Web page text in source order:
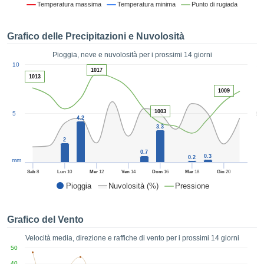
o
per
senza
clic sul
ACCETTA
Temperatura massima Temperatura minima Punto di rugiada
Grafico delle Precipitazioni e Nuvolosità
Pioggia, neve e nuvolosità per i prossimi 14 giorni
Pioggia Nuvolosità (%) Pressione
50
Sab8 Lun 10 Mer12 Ven14 Dom16 Mar18 Gio 20
5
10
mm
2
4.2
0.7
3.3
0.2 0.3
1013
1017
1003
1009
Grafico del Vento
Velocità media, direzione e raffiche di vento per i prossimi 14 giorni
50